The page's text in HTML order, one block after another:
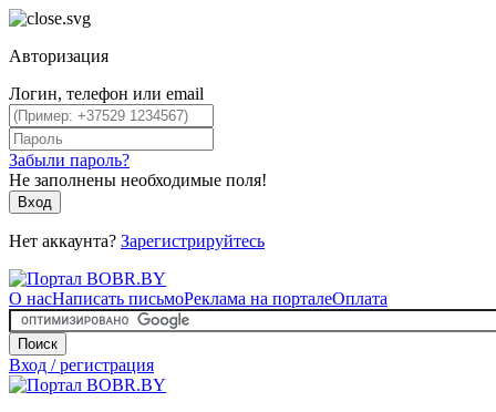
Авторизация
Логин, телефон или email
Забыли пароль?
Не заполнены необходимые поля!
Вход
Нет аккаунта? Зарегистрируйтесь
О насНаписать письмоРеклама на порталеОплата
Поиск
Вход / регистрация